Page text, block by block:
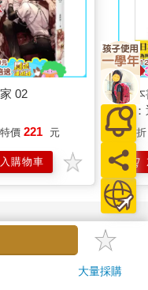
的學員告訴我，她可以
報訊息組織成有條有理
出在只用一頁頁投影片的
出現聽者無法完整思考
點與結論，聽者很容易
至會抓不到報告的整體脈
回溯思考。
幾十場簡報會議，發現
麼，因此貝佐斯規定，不
以文章形式呈現，讓與
頁或最多六頁的A4紙呈
，用完整方式表達自己
02
特價 221 元
購物車
一
症
開
人
的
79 折
大量採購